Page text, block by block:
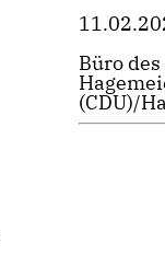
Büro
(CDU)/